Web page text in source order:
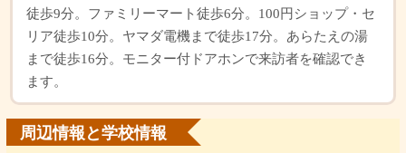
徒歩9分。ファミリーマート徒歩6分。100円ショップ・セ
リア徒歩10分。ヤマダ電機まで徒歩17分。あらたえの湯
まで徒歩16分。モニター付ドアホンで来訪者を確認でき
ます。
周辺情報と学校情報